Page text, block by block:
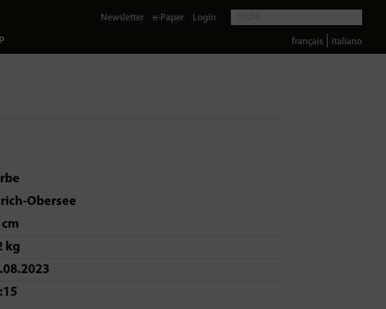
Newsletter e-Paper Login
français italiano
Obersee
kg